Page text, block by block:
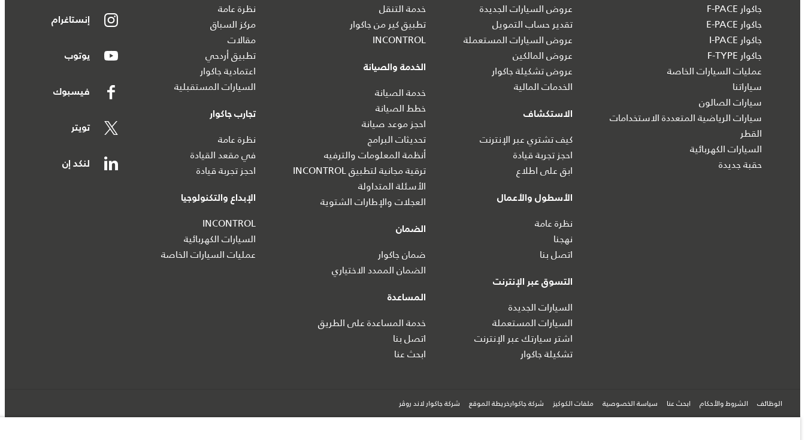
جاكوار F-PACE
جاكوار E-PACE
جاكوار I‑PACE
جاكوار F-TYPE
عمليات السيارات الخاصة
سياراتنا
سيارات الصالون
سيارات الرياضية المتعددة الاستخدامات
القطر
السيارات الكهربائية
حقبة جديدة
عروض السيارات الجديدة
تقدير حساب التمويل
عروض السيارات المستعملة
عروض المالكين
عروض تشكيلة جاكوار
الخدمات المالية
الاستكشاف
كيف تشتري عبر الإنترنت
احجز تجربة قيادة
ابق على اطلاع
الأسطول والأعمال
نظرة عامة
نهجنا
اتصل بنا
التسوق عبر الإنترنت
السيارات الجديدة
السيارات المستعملة
اشتر سيارتك عبر الإنترنت
تشكيلة جاكوار
خدمة التنقل
تطبيق كير من جاكوار
INCONTROL
الخدمة والصيانة
خدمة الصيانة
خطط الصيانة
احجز موعد صيانة
تحديثات البرامج
أنظمة المعلومات والترفيه
ترقية مجانية لتطبيق INCONTROL
الأسئلة المتداولة
العجلات والإطارات الشتوية
الضمان
ضمان جاكوار
الضمان الممدد الاختياري
المساعدة
خدمة المساعدة على الطريق
اتصل بنا
ابحث عنا
نظرة عامة
مركز السباق
مقالات
تطبيق أردحي
اعتمادية جاكوار
السيارات المستقبلية
تجارب جاكوار
نظرة عامة
في مقعد القيادة
احجز تجربة قيادة
الإبداع والتكنولوجيا
INCONTROL
السيارات الكهربائية
عمليات السيارات الخاصة
إنستاغرام
يوتوب
فيسبوك
تويتر
لنكد إن
الوظائف الشروط والأحكام ابحث عنا سياسة الخصوصية ملفات الكوكيز شركة جاكوارخريطة الموقع شركة جاكوار لاند روڤر